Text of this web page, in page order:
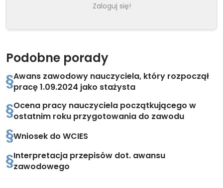
Zaloguj się!
Podobne porady
Awans zawodowy nauczyciela, który rozpoczął
pracę 1.09.2024 jako stażysta
Ocena pracy nauczyciela początkującego w
ostatnim roku przygotowania do zawodu
Wniosek do WCIES
Interpretacja przepisów dot. awansu
zawodowego